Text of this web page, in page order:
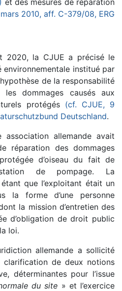
2010, aff. C-379/08, ERG
2020, la CJUE a précisé le
institué par
de la responsabilité
dommages causés aux
protégés (cf. CJUE, 9
Deutschland.
allemande avait
réparation des dommages
d’oiseau du fait de
station de pompage. La
que l’exploitant était un
la forme d’une personne
la mission d’entretien des
d’obligation de droit public
loi.
allemande a sollicité
clarification de deux notions
déterminantes pour l’issue
du site » et l’exercice